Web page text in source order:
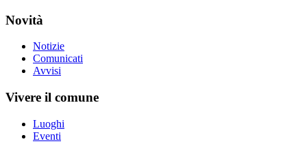
Novità
Notizie
Comunicati
Avvisi
Vivere il comune
Luoghi
Eventi